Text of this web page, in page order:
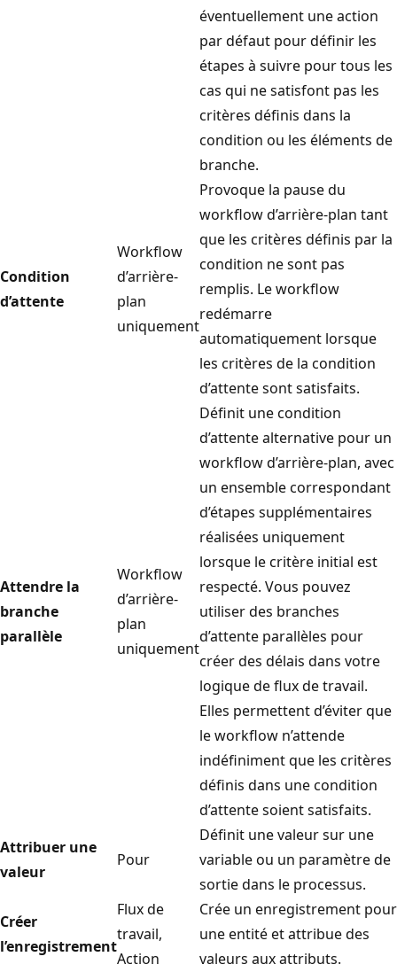
éventuellement une action
par défaut pour définir les
étapes à suivre pour tous les
cas qui ne satisfont pas les
critères définis dans la
condition ou les éléments de
branche.
Condition
d’attente
Workflow
d’arrière-
plan
uniquement
Provoque la pause du
workflow d’arrière-plan tant
que les critères définis par la
condition ne sont pas
remplis. Le workflow
redémarre
automatiquement lorsque
les critères de la condition
d’attente sont satisfaits.
Attendre la
branche
parallèle
Workflow
d’arrière-
plan
uniquement
Définit une condition
d’attente alternative pour un
workflow d’arrière-plan, avec
un ensemble correspondant
d’étapes supplémentaires
réalisées uniquement
lorsque le critère initial est
respecté. Vous pouvez
utiliser des branches
d’attente parallèles pour
créer des délais dans votre
logique de flux de travail.
Elles permettent d’éviter que
le workflow n’attende
indéfiniment que les critères
définis dans une condition
d’attente soient satisfaits.
Attribuer une
valeur
Pour
Définit une valeur sur une
variable ou un paramètre de
sortie dans le processus.
Créer
l’enregistrement
Flux de
travail,
Action
Crée un enregistrement pour
une entité et attribue des
valeurs aux attributs.